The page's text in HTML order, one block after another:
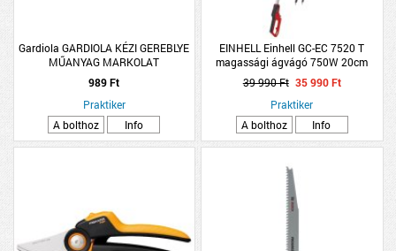
Gardiola GARDIOLA KÉZI GEREBLYE
MŰANYAG MARKOLAT
989 Ft
Praktiker
A bolthoz
Info
EINHELL Einhell GC-EC 7520 T
magassági ágvágó 750W 20cm
39 990 Ft 35 990 Ft
Praktiker
A bolthoz
Info